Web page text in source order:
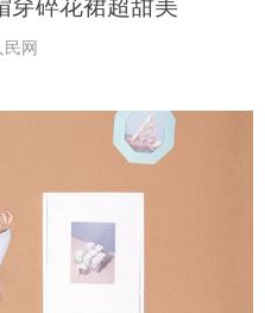
军事
穿碎花裙超甜美
民网